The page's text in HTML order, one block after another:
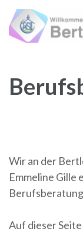
Zum
Inhalt
springen
Wir an der
Emmeline Gille
Auf dieser